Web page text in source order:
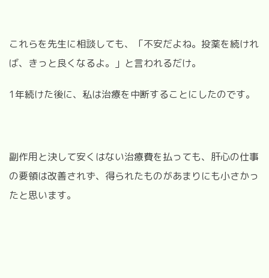
これらを先生に相談しても、「不安だよね。投薬を続けれ
ば、きっと良くなるよ。」と言われるだけ。
1年続けた後に、私は治療を中断することにしたのです。
副作用と決して安くはない治療費を払っても、肝心の仕事
の要領は改善されず、得られたものがあまりにも小さかっ
たと思います。